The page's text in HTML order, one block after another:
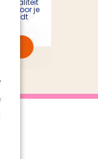
hoor je
wordt